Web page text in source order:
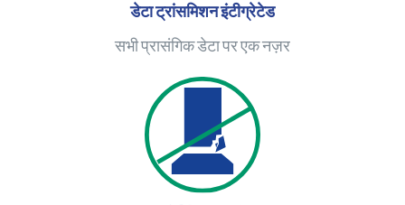
डेटा ट्रांसमिशन इंटीग्रेटेड
सभी प्रासंगिक डेटा पर एक नज़र